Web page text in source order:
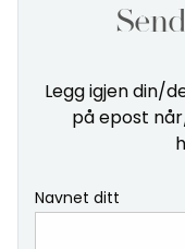
Legg igjen din/
på epost
Navnet ditt